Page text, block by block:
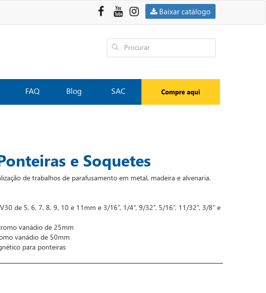
Baixar catálogo
FAQ Blog SAC Compre aqui
e Soquetes
de trabalhos de parafusamento em metal, madeira e alvenaria.
de 5, 6, 7, 8, 9, 10 e 11mm e 3/16”, 1/4”, 9/32”, 5/16”, 11/32”, 3/8” e
vanádio de 25mm
vanádio de 50mm
para ponteiras